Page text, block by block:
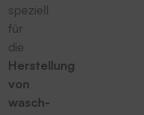
speziell
für
die
Herstellung
von
wasch-